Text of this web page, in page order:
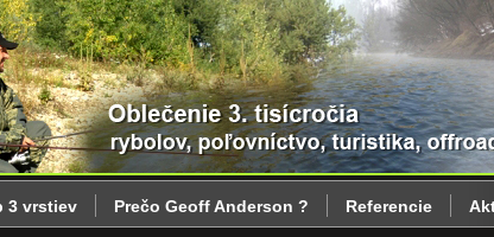
3 vrstiev Prečo Geoff Anderson ? Referencie